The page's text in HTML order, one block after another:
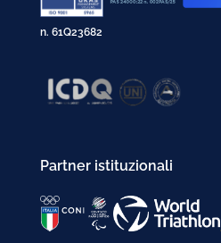
n. 61Q23682
Partner istituzionali